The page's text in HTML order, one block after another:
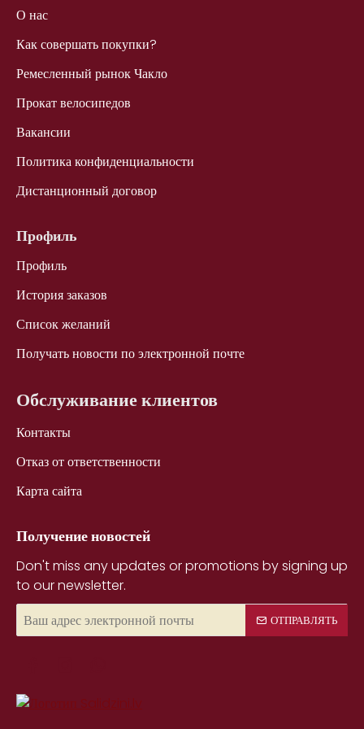
О нас
Как совершать покупки?
Ремесленный рынок Чакло
Прокат велосипедов
Вакансии
Политика конфиденциальности
Дистанционный договор
Профиль
Профиль
История заказов
Список желаний
Получать новости по электронной почте
Обслуживание клиентов
Контакты
Отказ от ответственности
Карта сайта
Получение новостей
Don't miss any updates or promotions by signing up
to our newsletter.
адрес
электронной
ОТПРАВЛЯТЬ